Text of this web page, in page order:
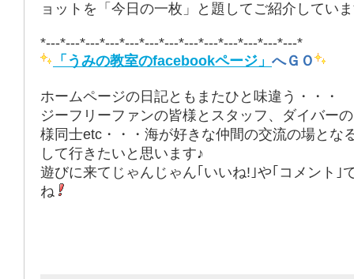
ョットを「今日の一枚」と題してご紹介してい
*---*---*---*---*---*---*---*---*---*---*---*---*---*
「うみの教室のfacebookページ」 へＧＯ
ホームページの日記ともまたひと味違う・・・
ジーフリーファンの皆様とスタッフ、ダイバー
様同士etc・・・海が好きな仲間の交流の場とな
して行きたいと思います♪
遊びに来てじゃんじゃん｢いいね!｣や｢コメント｣
ね